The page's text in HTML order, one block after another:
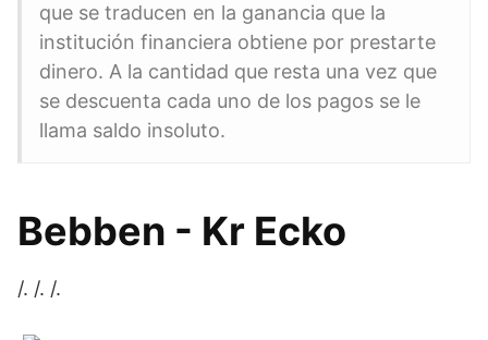
que se traducen en la ganancia que la
institución financiera obtiene por prestarte
dinero. A la cantidad que resta una vez que
se descuenta cada uno de los pagos se le
llama saldo insoluto.
Bebben - Kr Ecko
/. /. /.